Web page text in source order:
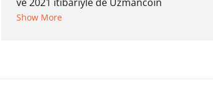
bünyesinde çalışmaya başlamıştır. Notre
Show More